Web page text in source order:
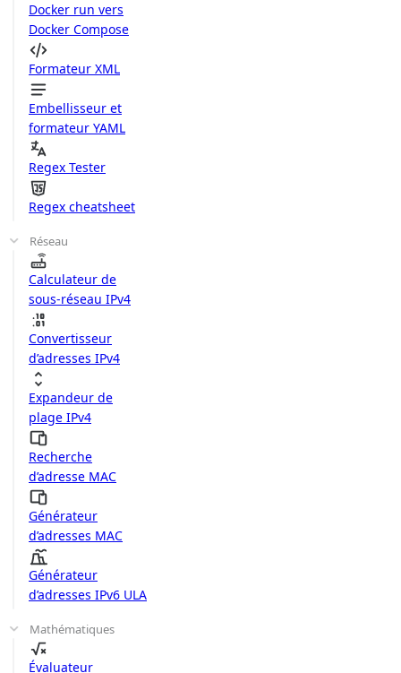
Docker run vers
Docker Compose
Formateur XML
Embellisseur et
formateur YAML
Regex Tester
Regex cheatsheet
Réseau
Calculateur de
sous-réseau IPv4
Convertisseur
d’adresses IPv4
Expandeur de
plage IPv4
Recherche
d’adresse MAC
Générateur
d’adresses MAC
Générateur
d’adresses IPv6 ULA
Mathématiques
Évaluateur